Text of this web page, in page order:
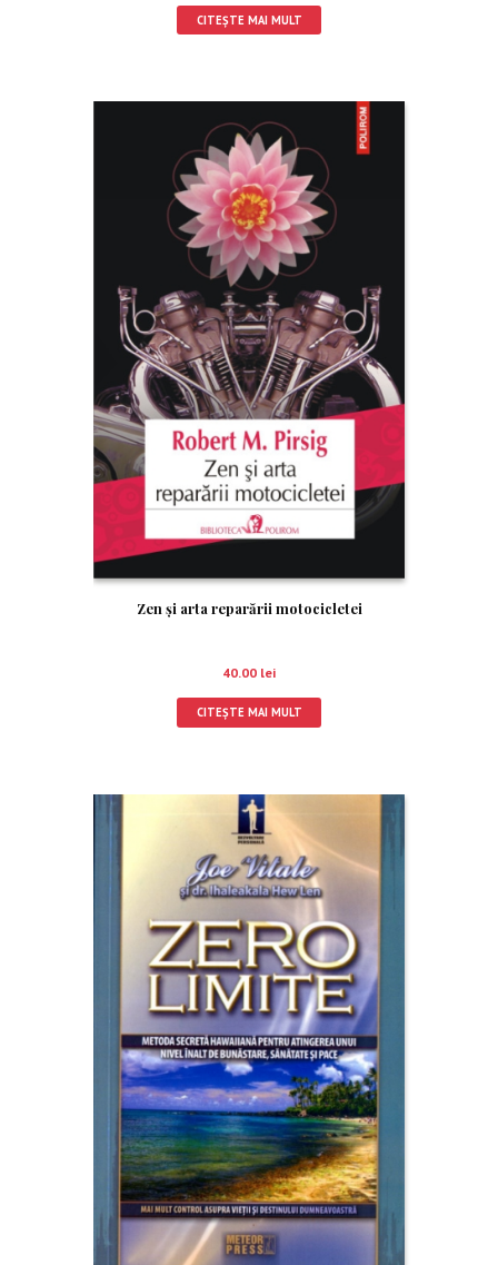
CITEȘTE MAI MULT
Zen și arta reparării motocicletei
40.00 lei
CITEȘTE MAI MULT